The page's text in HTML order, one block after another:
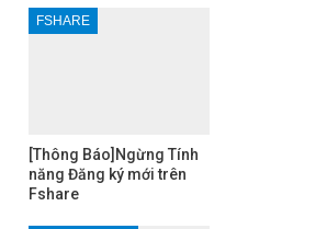
FSHARE
[Thông Báo]Ngừng Tính
năng Đăng ký mới trên
Fshare